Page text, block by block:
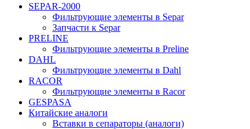
SEPAR-2000
Фильтрующие элементы в Separ
Запчасти к Separ
PRELINE
Фильтрующие элементы в Preline
DAHL
Фильтрующие элементы в Dahl
RACOR
Фильтрующие элементы в Racor
GESPASA
Китайские аналоги
Вставки в сепараторы (аналоги)